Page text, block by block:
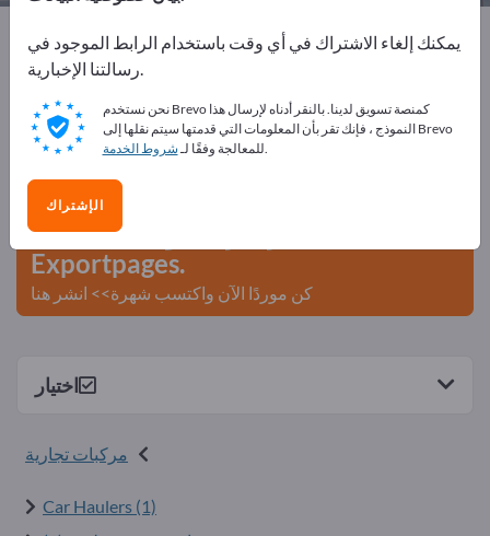
Exportpages
صناعة المركبات والمركبات
مركبات تجارية
مقطورة نقل
أعلن مجانًا على Exportpages!
الاحتياجات – العروض – السلع المستعملة – جهات الاتصال
التجارية >> ابدأ من هنا
انشر شركتك ومنتجاتك على
Exportpages.
كن موردًا الآن واكتسب شهرة>> انشر هنا
اختيار
مركبات تجارية
Car Haulers (1)
يمكنك إلغاء الاشتراك في أي وقت باستخدام الرابط الموجود في
رسالتنا الإخبارية.
نحن نستخدم Brevo كمنصة تسويق لدينا. بالنقر أدناه لإرسال هذا
النموذج ، فإنك تقر بأن المعلومات التي قدمتها سيتم نقلها إلى Brevo
للمعالجة وفقًا لـشروط الخدمة .
الإشتراك